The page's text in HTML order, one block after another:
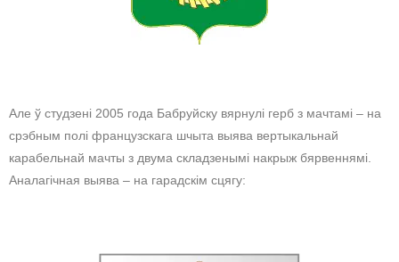
Але ў студзені 2005 года Бабруйску вярнулі герб з мачтамі – на
срэбным полі французскага шчыта выява вертыкальнай
карабельнай мачты з двума складзенымі накрыж бярвеннямі.
Аналагічная выява – на гарадскім сцягу: